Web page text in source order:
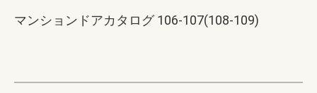
マンションドアカタログ 106-107(108-109)